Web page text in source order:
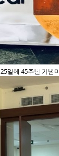
일에 45주년 기